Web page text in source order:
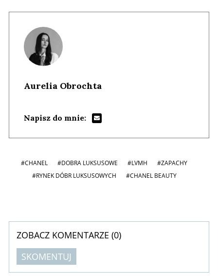
Aurelia Obrochta
Napisz do mnie:
#CHANEL #DOBRA LUKSUSOWE #LVMH
#ZAPACHY
#RYNEK DÓBR LUKSUSOWYCH
#CHANEL BEAUTY
ZOBACZ KOMENTARZE (0)
SKOMENTUJ